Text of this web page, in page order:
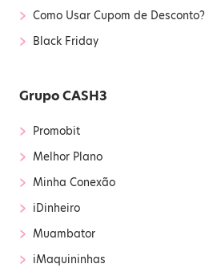
› Como Usar Cupom de Desconto?
› Black Friday
Grupo CASH3
› Promobit
› Melhor Plano
› Minha Conexão
› iDinheiro
› Muambator
› iMaquininhas